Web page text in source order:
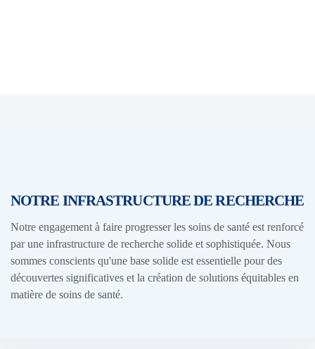
NOTRE INFRASTRUCTURE DE RECHERCHE
Notre engagement à faire progresser les soins de santé est renforcé
par une infrastructure de recherche solide et sophistiquée. Nous
sommes conscients qu'une base solide est essentielle pour des
découvertes significatives et la création de solutions équitables en
matière de soins de santé.